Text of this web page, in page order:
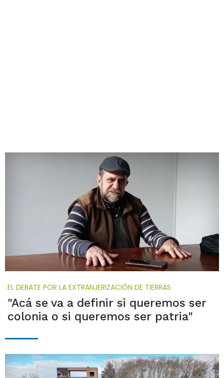
EL DEBATE POR LA EXTRANJERIZACIÓN DE TIERRAS
"Acá se va a definir si queremos ser
colonia o si queremos ser patria"